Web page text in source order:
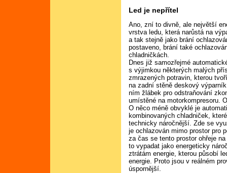
Led je nepřítel
Ano, zní to divně, ale největší
vrstva ledu, která narůstá na
a tak stejně jako brání
postaveno, brání také
chladničkách.
Dnes již samozřejmé
s výjimkou některých malých
zmrazených potravin, kterou
na zadní stěně deskový
ním žlábek pro odstraňování
umístěné na motorkompresoru.
O něco méně obvyklé je
kombinovaných chladniček,
technicky náročnější. Zde se
je ochlazován mimo prostor pro
za čas se tento prostor ohřeje
to vypadat jako energeticky
ztrátám energie, kterou působí
energie. Proto jsou v reálném
úspornější.